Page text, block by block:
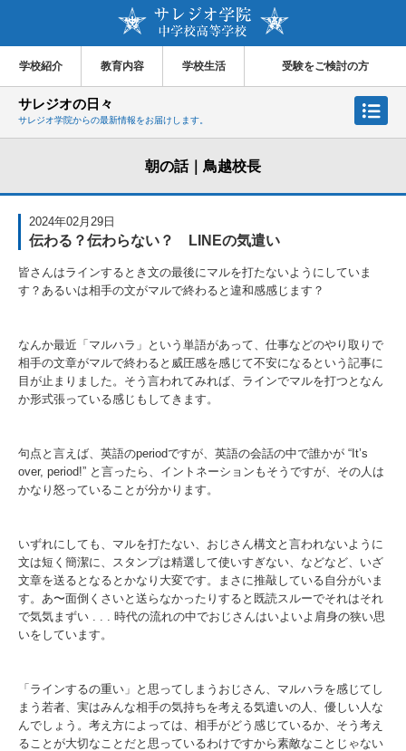
学校紹介 教育内容 学校生活 受験をご検討の方
サレジオの日々
サレジオ学院からの最新情報をお届けします。
朝の話｜鳥越校長
2024年02月29日
伝わる？伝わらない？ LINEの気遣い
皆さんはラインするとき文の最後にマルを打たないようにしていま
す？あるいは相手の文がマルで終わると違和感感じます？
なんか最近「マルハラ」という単語があって、仕事などのやり取りで
相手の文章がマルで終わると威圧感を感じて不安になるという記事に
目が止まりました。そう言われてみれば、ラインでマルを打つとなん
か形式張っている感じもしてきます。
句点と言えば、英語のperiodですが、英語の会話の中で誰かが “It’s
over, period!” と言ったら、イントネーションもそうですが、その人は
かなり怒っていることが分かります。
いずれにしても、マルを打たない、おじさん構文と言われないように
文は短く簡潔に、スタンプは精選して使いすぎない、などなど、いざ
文章を送るとなるとかなり大変です。まさに推敲している自分がいま
す。あ〜面倒くさいと送らなかったりすると既読スルーでそれはそれ
で気気まずい . . . 時代の流れの中でおじさんはいよいよ肩身の狭い思
いをしています。
「ラインするの重い」と思ってしまうおじさん、マルハラを感じてし
まう若者、実はみんな相手の気持ちを考える気遣いの人、優しい人な
んでしょう。考え方によっては、相手がどう感じているか、そう考え
ることが大切なことだと思っているわけですから素敵なことじゃない